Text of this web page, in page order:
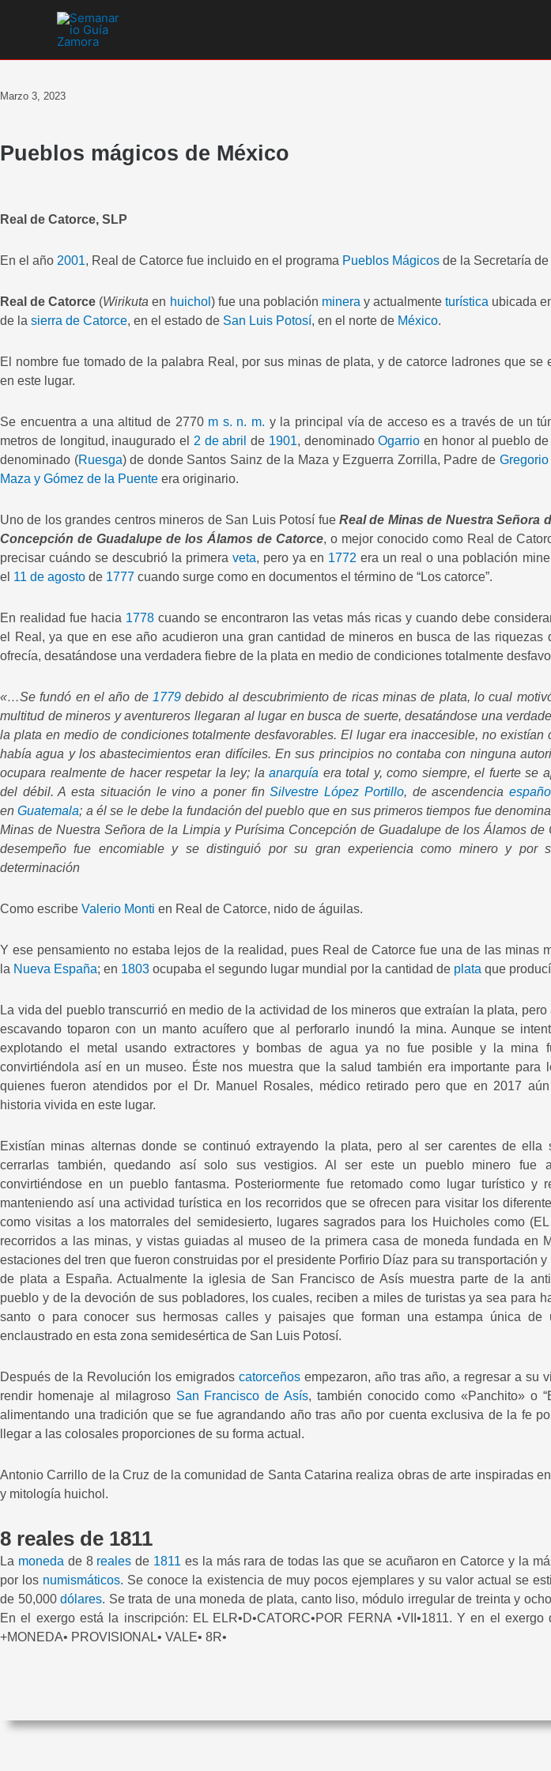
Marzo 3, 2023
Pueblos mágicos de México
Real de Catorce, SLP
En el año 2001, Real de Catorce fue incluido en el programa Pueblos Mágicos de la Secretaría de
Real de Catorce (Wirikuta en huichol ) fue una población minera y actualmenteturística ubicada
de la sierra de Catorce, en el estado de San Luis Potosí, en el norte de México.
El nombre fue tomado de la palabra Real, por sus minas de plata, y de catorce ladrones que se
en este lugar.
Se encuentra a una altitud de 2770 m s. n. m. y la principal vía de acceso es a través de un
metros de longitud, inaugurado el 2 de abril de 1901, denominadoOgarrio en honor al pueblo de
denominado (Ruesga) de donde Santos Sainz de la Maza y Ezguerra Zorrilla, Padre de
Maza y Gómez de la Puente era originario.
Uno de los grandes centros mineros de San Luis Potosí fue Real de Minas de Nuestra Señora
Concepción de Guadalupe de los Álamos de Catorce, o mejor conocido como Real de
precisar cuándo se descubrió la primeraveta, pero ya en 1772 era un real o una población
el 11 de agosto de 1777 cuando surge como en documentos el término de “Los catorce”.
En realidad fue hacia 1778cuando se encontraron las vetas más ricas y cuando debe
el Real, ya que en ese año acudieron una gran cantidad de mineros en busca de las riquezas
ofrecía, desatándose una verdadera fiebre de la plata en medio de condiciones totalmente
«…Se fundó en el año de 1779debido al descubrimiento de ricas minas de plata, lo cual
multitud de mineros y aventureros llegaran al lugar en busca de suerte, desatándose una
la plata en medio de condiciones totalmente desfavorables. El lugar era inaccesible, no existían
había agua y los abastecimientos eran difíciles. En sus principios no contaba con ninguna
ocupara realmente de hacer respetar la ley; laanarquía era total y, como siempre, el fuerte se
del débil. A esta situación le vino a poner finSilvestre López Portillo, de ascendencia
enGuatemala; a él se le debe la fundación del pueblo que en sus primeros tiempos fue
Minas de Nuestra Señora de la Limpia y Purísima Concepción de Guadalupe de los Álamos de
desempeño fue encomiable y se distinguió por su gran experiencia como minero y por
determinación
Como escribe Valerio Monti en Real de Catorce, nido de águilas.
Y ese pensamiento no estaba lejos de la realidad, pues Real de Catorce fue una de las minas
la Nueva España; en 1803 ocupaba el segundo lugar mundial por la cantidad de plata que
La vida del pueblo transcurrió en medio de la actividad de los mineros que extraían la plata, pero
escavando toparon con un manto acuífero que al perforarlo inundó la mina. Aunque se
explotando el metal usando extractores y bombas de agua ya no fue posible y la mina
convirtiéndola así en un museo. Éste nos muestra que la salud también era importante para
quienes fueron atendidos por el Dr. Manuel Rosales, médico retirado pero que en 2017
historia vivida en este lugar.
Existían minas alternas donde se continuó extrayendo la plata, pero al ser carentes de ella
cerrarlas también, quedando así solo sus vestigios. Al ser este un pueblo minero fue
convirtiéndose en un pueblo fantasma. Posteriormente fue retomado como lugar turístico y
manteniendo así una actividad turística en los recorridos que se ofrecen para visitar los
como visitas a los matorrales del semidesierto, lugares sagrados para los Huicholes como (EL
recorridos a las minas, y vistas guiadas al museo de la primera casa de moneda fundada en
estaciones del tren que fueron construidas por el presidente Porfirio Díaz para su transportación y
de plata a España. Actualmente la iglesia de San Francisco de Asís muestra parte de la
pueblo y de la devoción de sus pobladores, los cuales, reciben a miles de turistas ya sea para
santo o para conocer sus hermosas calles y paisajes que forman una estampa única de
enclaustrado en esta zona semidesértica de San Luis Potosí.
Después de la Revolución los emigrados catorceñosempezaron, año tras año, a regresar a su
rendir homenaje al milagroso San Francisco de Asís, también conocido como «Panchito» o
alimentando una tradición que se fue agrandando año tras año por cuenta exclusiva de la fe
llegar a las colosales proporciones de su forma actual.
Antonio Carrillo de la Cruz de la comunidad de Santa Catarina realiza obras de arte inspiradas
y mitología huichol.
8 reales de 1811
La moneda de 8 reales de 1811 es la más rara de todas las que se acuñaron en Catorce y la
por los numismáticos. Se conoce la existencia de muy pocos ejemplares y su valor actual se
de 50,000dólares. Se trata de una moneda de plata, canto liso, módulo irregular de treinta y
En el exergo está la inscripción: EL ELR•D•CATORC•POR FERNA •VII•1811. Y en el exergo
+MONEDA• PROVISIONAL• VALE• 8R•